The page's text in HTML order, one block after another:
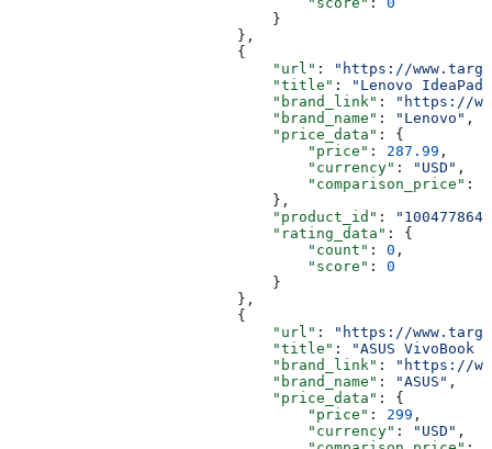
                              }
                          },
                          {
                              "url"
:
"https://
                              "title"
:
"Lenovo
                              "brand_link"
:
"https://
                              "brand_name"
: "Lenovo" ,
                              "price_data"
: {
                                  "price"
: 287.99 ,
                                  "currency"
: "USD" ,
                                  "comparison_price"
:
                              },
                              "product_id"
:
                              "rating_data"
: {
                                  "count"
: 0 ,
                                  "score"
: 0
                              }
                          },
                          {
                              "url"
:
"https://
                              "title"
:
"ASUS VivoBook
                              "brand_link"
:
"https://
                              "brand_name"
: "ASUS" ,
                              "price_data"
: {
                                  "price"
: 299 ,
                                  "currency"
: "USD" ,